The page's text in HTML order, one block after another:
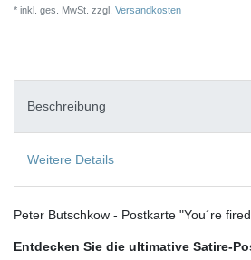
* inkl. ges. MwSt. zzgl. Versandkosten
Beschreibung
Weitere Details
Peter Butschkow - Postkarte "You´re
Entdecken Sie die ultimative Satire-